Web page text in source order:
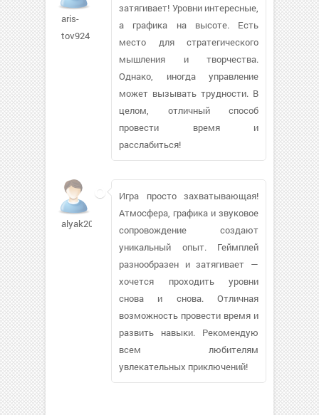
aris-
tov924
затягивает! Уровни интересные,
а графика на высоте. Есть
место для стратегического
мышления и творчества.
Однако, иногда управление
может вызывать трудности. В
целом, отличный способ
провести время и
расслабиться!
alyak200761
Игра просто захватывающая!
Атмосфера, графика и звуковое
сопровождение создают
уникальный опыт. Геймплей
разнообразен и затягивает —
хочется проходить уровни
снова и снова. Отличная
возможность провести время и
развить навыки. Рекомендую
всем любителям
увлекательных приключений!